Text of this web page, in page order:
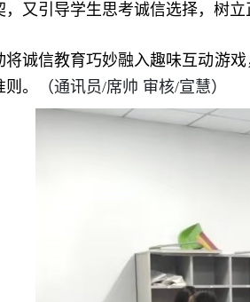
，又引导学生思考诚信选择，树立
将诚信教育巧妙融入趣味互动游
。
（通讯员/席帅 审核/宣慧）